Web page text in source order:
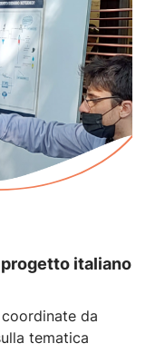
italiano
da
tematica